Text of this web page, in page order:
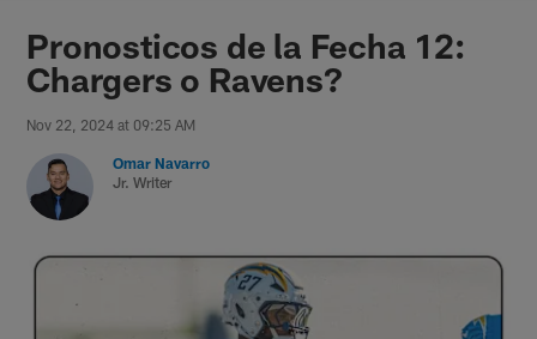
Chargers Official Site | Los
Pronosticos de la Fecha 12:
Chargers o Ravens?
Nov 22, 2024 at 09:25 AM
Omar Navarro
Jr. Writer